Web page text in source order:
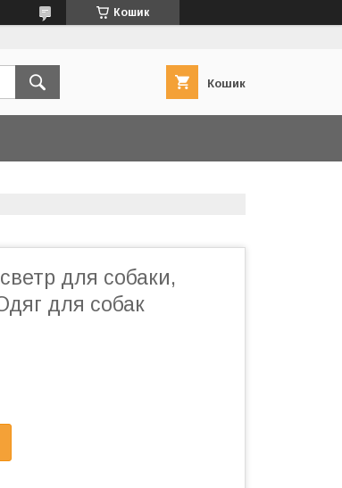
Кошик
Кошик
для собаки,
для собак